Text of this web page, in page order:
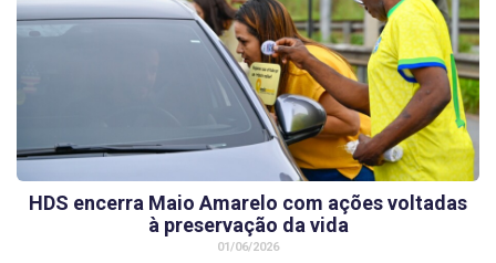
HDS encerra Maio Amarelo com ações voltadas
à preservação da vida
01/06/2026